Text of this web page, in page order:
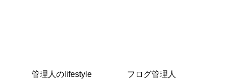
管理人のlifestyle フログ管理人